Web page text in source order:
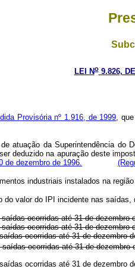
LEI No9.826,
Provisória nº 1.916, de 1999,
atuação da Superintendência do
deduzido na apuração deste
de dezembro de 1996.
industriais instalados na
valor do IPI incidente nas
ocorridas até 31 de dezembro
saídas ocorridas até 31 de
ocorridas até 31 de dezembro
saídas ocorridas até 31 de
ocorridas até 31 de dezembro